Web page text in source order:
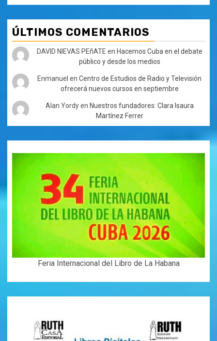
ÚLTIMOS COMENTARIOS
DAVID NIEVAS PEñATE en Hacemos Cuba en el debate
público y desde los medios
Enmanuel enCentro de Estudios de Radio y Televisión
ofrecerá nuevos cursos en septiembre
Alan Yordyen Nuestros fundadores: Clara Isaura
Martínez Ferrer
Feria Internacional del Libro de La Habana